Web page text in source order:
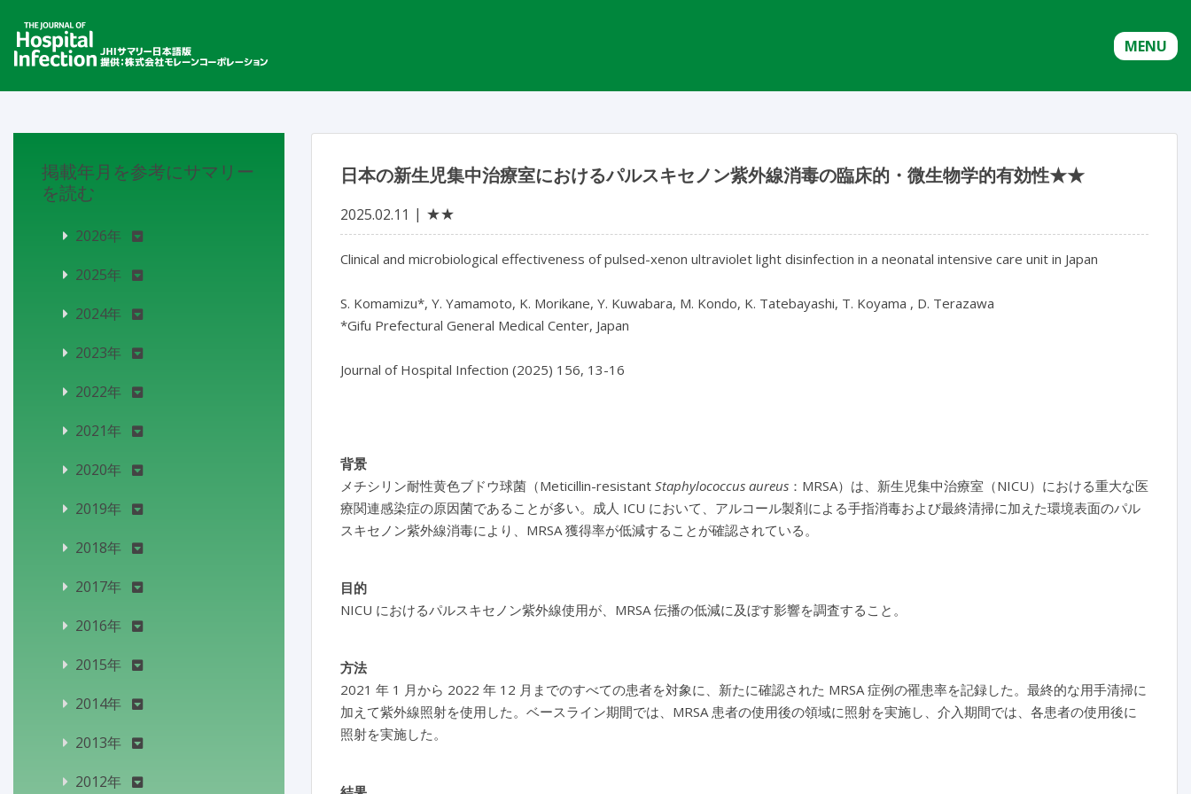
MENU
日本の新生児集中治療室におけるパルスキセノン紫外線消毒の臨床的・微生物学的有効性★★
2025.02.11 ★★
Clinical and microbiological effectiveness of pulsed-xenon ultraviolet light disinfection in a neonatal intensive care unit in Japan
S. Komamizu*, Y. Yamamoto, K. Morikane, Y. Kuwabara, M. Kondo, K. Tatebayashi, T. Koyama , D. Terazawa
*Gifu Prefectural General Medical Center, Japan
Journal of Hospital Infection (2025) 156, 13-16
背景
メチシリン耐性黄色ブドウ球菌（Meticillin-resistant Staphylococcus aureus ：MRSA）は、新生児集中治療室（NICU）における重大な医
療関連感染症の原因菌であることが多い。成人 ICU において、アルコール製剤による手指消毒および最終清掃に加えた環境表面のパル
スキセノン紫外線消毒により、MRSA 獲得率が低減することが確認されている。
目的
NICU におけるパルスキセノン紫外線使用が、MRSA 伝播の低減に及ぼす影響を調査すること。
方法
2021 年 1 月から 2022 年 12 月までのすべての患者を対象に、新たに確認された MRSA 症例の罹患率を記録した。最終的な用手清掃に
加えて紫外線照射を使用した。ベースライン期間では、MRSA 患者の使用後の領域に照射を実施し、介入期間では、各患者の使用後に
照射を実施した。
掲載年月を参考にサマリー
を読む
2026年
2025年
2024年
2023年
2022年
2021年
2020年
2019年
2018年
2017年
2016年
2015年
2014年
2013年
2012年